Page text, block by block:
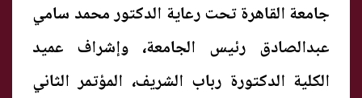
جامعة القاهرة تحت رعاية الدكتور محمد سامي
عبدالصادق رئيس الجامعة، وإشراف عميد
الكلية الدكتورة رباب الشريف، المؤتمر الثاني